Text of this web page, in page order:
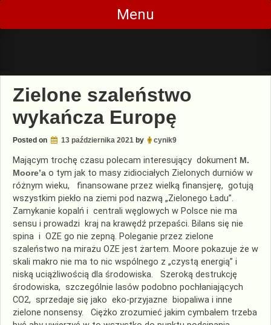
Skip
content
Menu
Zielone szaleństwo
wykańcza Europę
Posted on 13 października 2021 by cynik9
Mającym trochę czasu polecam interesujący dokument M.
Moore’a o tym jak to masy zidiociałych Zielonych durniów w
różnym wieku, finansowane przez wielką finansjerę, gotują
wszystkim piekło na ziemi pod nazwą „Zielonego Ładu”.
Zamykanie kopalń i centrali węglowych w Polsce nie ma
sensu i prowadzi kraj na krawędź przepaści. Bilans się nie
spina i OZE go nie zepną. Poleganie przez zielone
szaleństwo na mirażu OZE jest żartem. Moore pokazuje że w
skali makro nie ma to nic wspólnego z „czystą energią” i
niską uciążliwością dla środowiska. Szeroką destrukcję
środowiska, szczególnie lasów podobno pochłaniających
CO2, sprzedaje się jako eko-przyjazne biopaliwa i inne
zielone nonsensy. Ciężko zrozumieć jakim cymbałem trzeba